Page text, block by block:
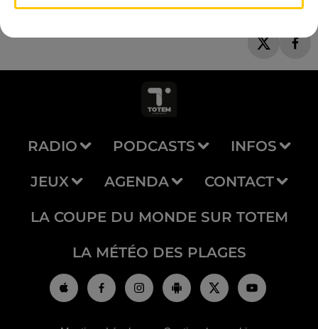
RADIO PODCASTS INFOS
JEUX AGENDA CONTACT
LA COUPE DU MONDE SUR TOTEM
LA MÉTÉO DES PLAGES